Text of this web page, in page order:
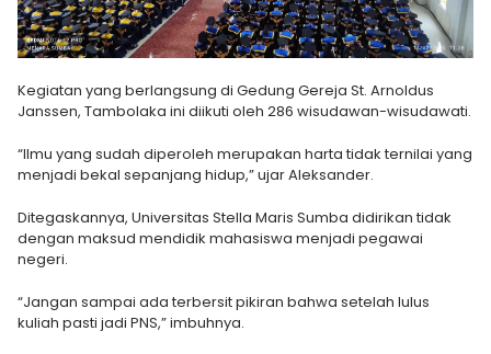
Kegiatan yang berlangsung di Gedung Gereja St. Arnoldus
Janssen, Tambolaka ini diikuti oleh 286 wisudawan-wisudawati.
“Ilmu yang sudah diperoleh merupakan harta tidak ternilai yang
menjadi bekal sepanjang hidup,” ujar Aleksander.
Ditegaskannya, Universitas Stella Maris Sumba didirikan tidak
dengan maksud mendidik mahasiswa menjadi pegawai
negeri.
“Jangan sampai ada terbersit pikiran bahwa setelah lulus
kuliah pasti jadi PNS,” imbuhnya.